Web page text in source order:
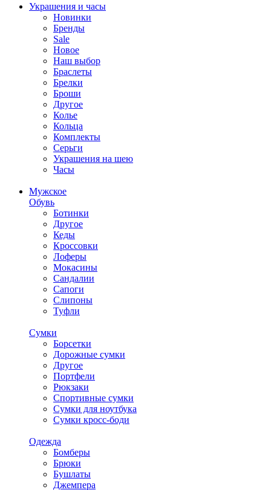
Украшения и часы
Новинки
Бренды
Sale
Новое
Наш выбор
Браслеты
Брелки
Броши
Другое
Колье
Кольца
Комплекты
Серьги
Украшения на шею
Часы
Мужское
Обувь
Ботинки
Другое
Кеды
Кроссовки
Лоферы
Мокасины
Сандалии
Сапоги
Слипоны
Туфли
Сумки
Борсетки
Дорожные сумки
Другое
Портфели
Рюкзаки
Спортивные сумки
Сумки для ноутбука
Сумки кросс-боди
Одежда
Бомберы
Брюки
Бушлаты
Джемпера